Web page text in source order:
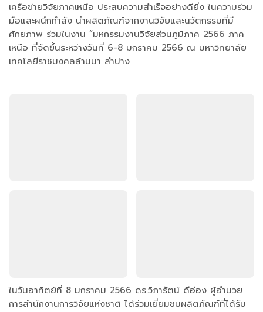
เครือข่ายวิจัยภาคเหนือ ประสบความสำเร็จอย่างดียิ่ง ในความร่วม
มือและผนึกกำลัง นำผลิตภัณฑ์จากงานวิจัยและนวัตกรรมที่มี
ศักยภาพ ร่วมในงาน “มหกรรมงานวิจัยส่วนภูมิภาค 2566 ภาค
เหนือ ที่จัดขึ้นระหว่างวันที่ 6-8 มกราคม 2566 ณ มหาวิทยาลัย
เทคโลยีราชมงคลล้านนา ลำปาง
ในวันอาทิตย์ที่ 8 มกราคม 2566 ดร.วิภารัตน์ ดีอ่อง ผู้อำนวย
การสำนักงานการวิจัยแห่งชาติ ได้ร่วมเยี่ยมชมผลิตภัณฑ์ที่ได้รับ